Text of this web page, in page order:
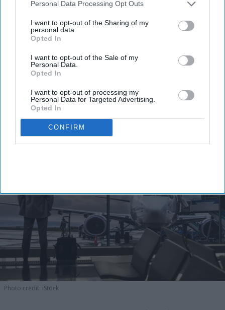
Downstream Participantsthat may further disclose it to other
Personal Data Processing Opt Outs
I want to opt-out of the Sharing of my
personal data.
Opted In
I want to opt-out of the Sale of my
Personal Data.
Opted In
I want to opt-out of processing my
Personal Data for Targeted Advertising.
Opted In
CONFIRM
By subscribing, you agree to our Terms & Conditions.
View Terms & Conditions
Photo credit: iStock